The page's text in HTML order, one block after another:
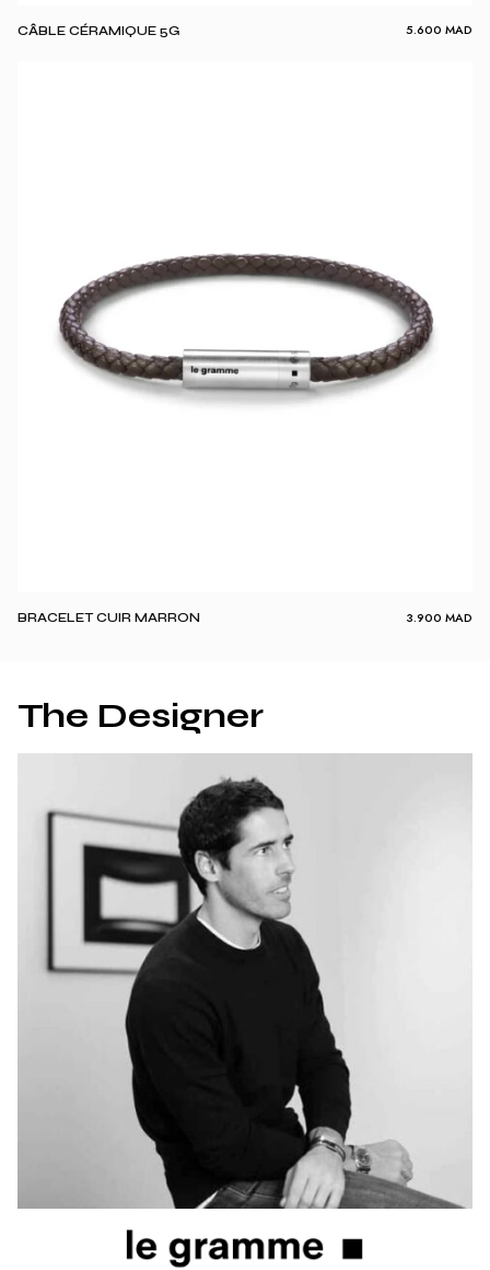
CÂBLE CÉRAMIQUE 5G 5.600 MAD
BRACELET CUIR MARRON 3.900 MAD
The Designer